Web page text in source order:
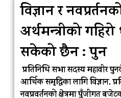
विज्ञान र
अर्थमन्त्रीको
सकेको छैन : पुन
प्रतिनिधि सभा सदस्य महावीर
आर्थिक समृद्धिका लागि विज्ञान,
नवप्रवर्तनको क्षेत्रमा पुँजीगत